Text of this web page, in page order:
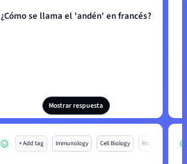
¿Cómo se llama el 'andén' en francés?
Mostrar respuesta
+ Add tag Immunology Cell Biology Mo